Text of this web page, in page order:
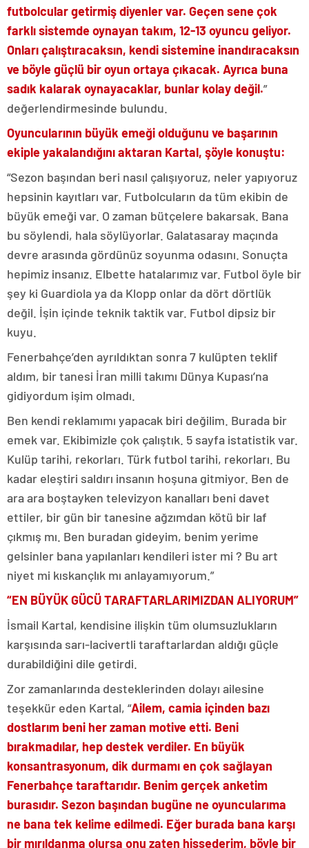
futbolcular getirmiş diyenler var. Geçen sene çok
farklı sistemde oynayan takım, 12-13 oyuncu geliyor.
Onları çalıştıracaksın, kendi sistemine inandıracaksın
ve böyle güçlü bir oyun ortaya çıkacak. Ayrıca buna
sadık kalarak oynayacaklar, bunlar kolay değil.”
değerlendirmesinde bulundu.
Oyuncularının büyük emeği olduğunu ve başarının
ekiple yakalandığını aktaran Kartal, şöyle konuştu:
“Sezon başından beri nasıl çalışıyoruz, neler yapıyoruz
hepsinin kayıtları var. Futbolcuların da tüm ekibin de
büyük emeği var. O zaman bütçelere bakarsak. Bana
bu söylendi, hala söylüyorlar. Galatasaray maçında
devre arasında gördünüz soyunma odasını. Sonuçta
hepimiz insanız. Elbette hatalarımız var. Futbol öyle bir
şey ki Guardiola ya da Klopp onlar da dört dörtlük
değil. İşin içinde teknik taktik var. Futbol dipsiz bir
kuyu.
Fenerbahçe’den ayrıldıktan sonra 7 kulüpten teklif
aldım, bir tanesi İran milli takımı Dünya Kupası’na
gidiyordum işim olmadı.
Ben kendi reklamımı yapacak biri değilim. Burada bir
emek var. Ekibimizle çok çalıştık. 5 sayfa istatistik var.
Kulüp tarihi, rekorları. Türk futbol tarihi, rekorları. Bu
kadar eleştiri saldırı insanın hoşuna gitmiyor. Ben de
ara ara boştayken televizyon kanalları beni davet
ettiler, bir gün bir tanesine ağzımdan kötü bir laf
çıkmış mı. Ben buradan gideyim, benim yerime
gelsinler bana yapılanları kendileri ister mi ? Bu art
niyet mi kıskançlık mı anlayamıyorum.”
“EN BÜYÜK GÜCÜ TARAFTARLARIMIZDAN ALIYORUM”
İsmail Kartal, kendisine ilişkin tüm olumsuzlukların
karşısında sarı-lacivertli taraftarlardan aldığı güçle
durabildiğini dile getirdi.
Zor zamanlarında desteklerinden dolayı ailesine
teşekkür eden Kartal, “Ailem, camia içinden bazı
dostlarım beni her zaman motive etti. Beni
bırakmadılar, hep destek verdiler. En büyük
konsantrasyonum, dik durmamı en çok sağlayan
Fenerbahçe taraftarıdır. Benim gerçek anketim
burasıdır. Sezon başından bugüne ne oyuncularıma
ne bana tek kelime edilmedi. Eğer burada bana karşı
bir mırıldanma olursa onu zaten hissederim, böyle bir